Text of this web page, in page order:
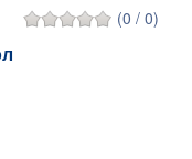
(0 / 0)